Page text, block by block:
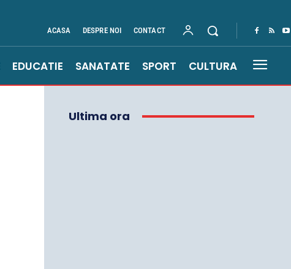
ACASA DESPRE NOI CONTACT
EDUCATIE SANATATE SPORT CULTURA
Ultima ora